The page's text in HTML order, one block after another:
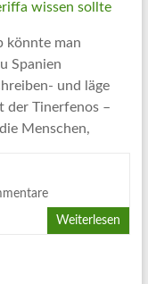
könnte man
Spanien
und läge
der Tinerfenos –
Menschen,
Weiterlesen